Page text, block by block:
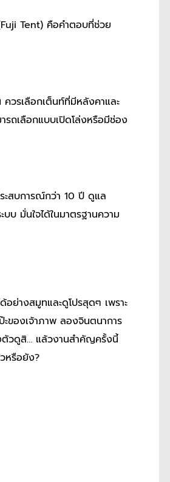
Tent) คือคำตอบที่ช่วย
วรเลือกเต็นท์ที่มีหลังคาและ
ถเลือกแบบเปิดโล่งหรือมีช่อง
ะสบการณ์กว่า 10 ปี ดูแล
มั่นใจได้ในมาตรฐานความ
อย่างสมูทและดูโปรสุดๆ เพราะ
ของเจ้าภาพ ลองจินตนาการ
งตัวดูสิ… แล้วงานสำคัญครั้งนี้
หรือยัง?